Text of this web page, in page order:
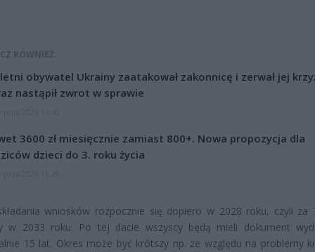
RÓWNIEŻ:
obywatel Ukrainy zaatakował zakonnicę i zerwał jej
nastąpił zwrot w sprawie
3600 zł miesięcznie zamiast 800+. Nowa propozycja dla
dzieci do 3. roku życia
wniosków rozpocznie się dopiero w 2028 roku, czyli za
w 2033 roku. Po tej dacie wszyscy będą mieli dokument
15 lat. Okres może być krótszy np. ze względu na problemy